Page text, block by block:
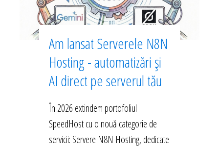
Am lansat Serverele N8N
Hosting - automatizări și
AI direct pe serverul tău
În 2026 extindem portofoliul
SpeedHost cu o nouă categorie de
servicii: Servere N8N Hosting, dedicate